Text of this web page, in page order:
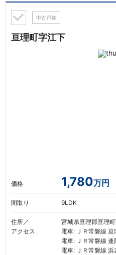
中古戸建
亘理町字江下
価格 1,780万円
間取り 9LDK
住所／
アクセス
宮城県亘理郡亘理
電車: ＪＲ常磐線
電車: ＪＲ常磐線
電車: ＪＲ常磐線